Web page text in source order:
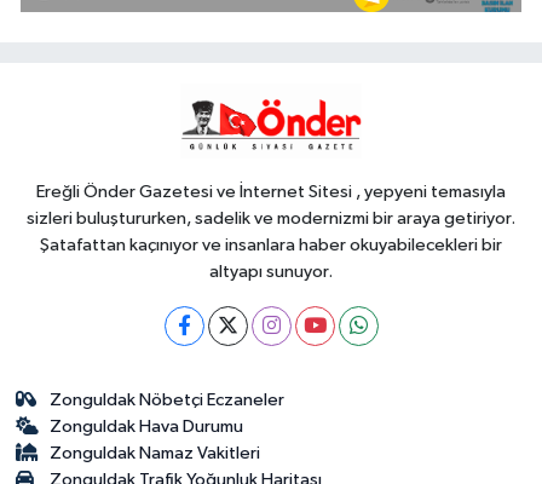
09:55 İzmir'de Bornova Aktarma
İstasyonu yenilendi
Ereğli Önder Gazetesi ve İnternet Sitesi , yepyeni temasıyla
sizleri buluştururken, sadelik ve modernizmi bir araya getiriyor.
Şatafattan kaçınıyor ve insanlara haber okuyabilecekleri bir
altyapı sunuyor.
Zonguldak Nöbetçi Eczaneler
Zonguldak Hava Durumu
Zonguldak Namaz Vakitleri
Zonguldak Trafik Yoğunluk Haritası